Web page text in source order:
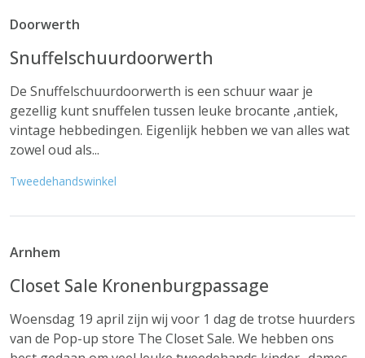
Doorwerth
Snuffelschuurdoorwerth
De Snuffelschuurdoorwerth is een schuur waar je
gezellig kunt snuffelen tussen leuke brocante ,antiek,
vintage hebbedingen. Eigenlijk hebben we van alles wat
zowel oud als...
Tweedehandswinkel
Arnhem
Closet Sale Kronenburgpassage
Woensdag 19 april zijn wij voor 1 dag de trotse huurders
van de Pop-up store The Closet Sale. We hebben ons